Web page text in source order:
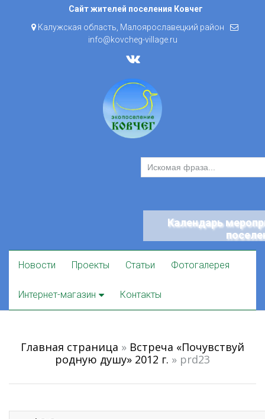
Skip
content
Сайт жителей поселения Ковчег
Калужская область, Малоярославецкий район
info@kovcheg-village.ru
Календарь
Новости Проекты Статьи Фотогалерея
Интернет-магазин Контакты
Главная страница » Встреча «Почувствуй
родную душу» 2012 г. » prd23